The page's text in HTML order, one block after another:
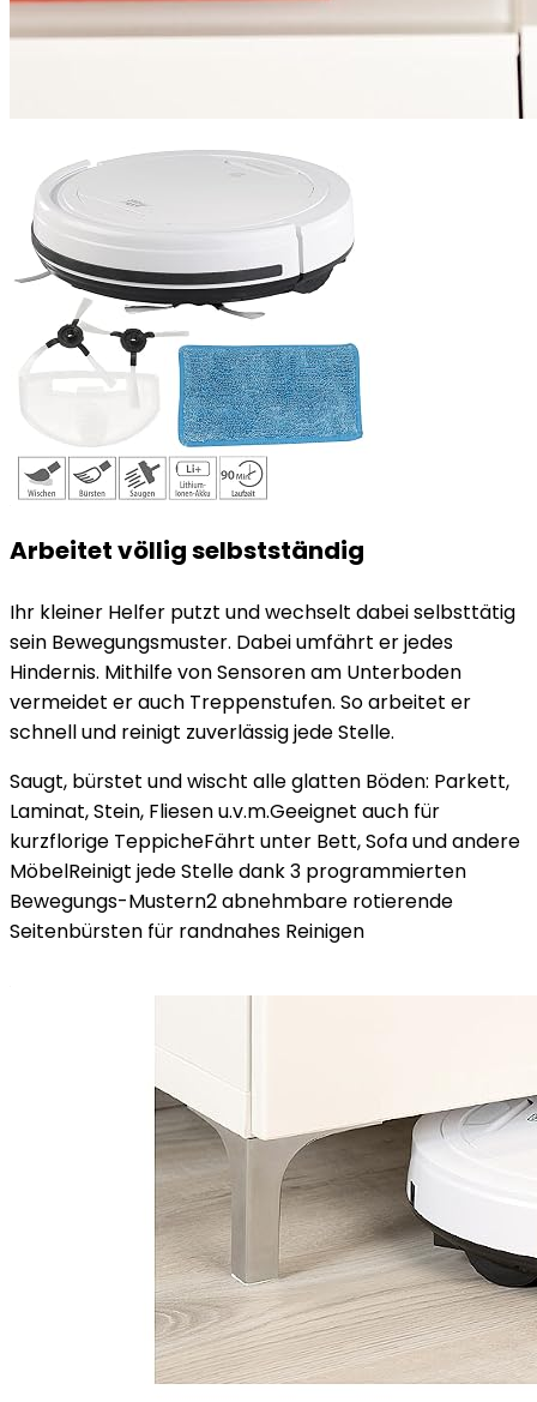
Arbeitet völlig selbstständig
Ihr kleiner Helfer putzt und wechselt dabei selbsttätig
sein Bewegungsmuster. Dabei umfährt er jedes
Hindernis. Mithilfe von Sensoren am Unterboden
vermeidet er auch Treppenstufen. So arbeitet er
schnell und reinigt zuverlässig jede Stelle.
Saugt, bürstet und wischt alle glatten Böden: Parkett,
Laminat, Stein, Fliesen u.v.m.Geeignet auch für
kurzflorige TeppicheFährt unter Bett, Sofa und andere
MöbelReinigt jede Stelle dank 3 programmierten
Bewegungs-Mustern2 abnehmbare rotierende
Seitenbürsten für randnahes Reinigen